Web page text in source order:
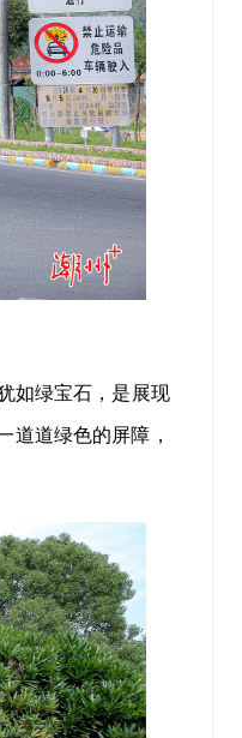
如绿宝石，是展现
道道绿色的屏障，